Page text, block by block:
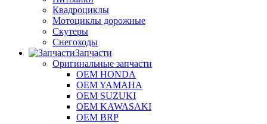
Квадроциклы
Мотоциклы дорожные
Скутеры
Снегоходы
Запчасти
Оригинальные запчасти
OEM HONDA
OEM YAMAHA
OEM SUZUKI
OEM KAWASAKI
OEM BRP